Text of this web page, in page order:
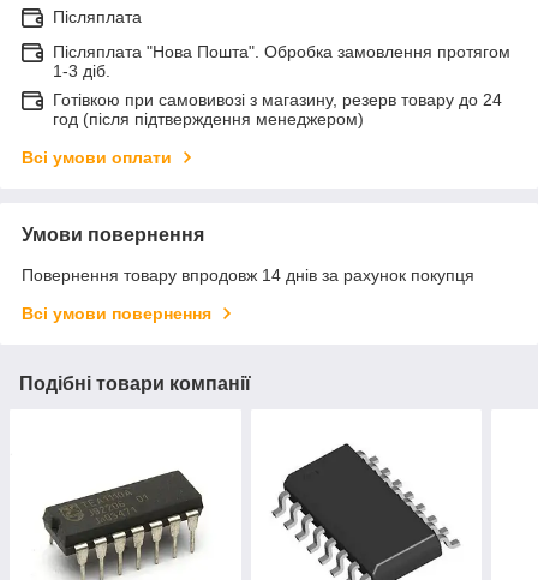
Післяплата
Післяплата "Нова Пошта". Обробка замовлення протягом
1-3 діб.
Готівкою при самовивозі з магазину, резерв товару до 24
год (після підтверждення менеджером)
Всі умови оплати
Умови повернення
Повернення товару впродовж 14 днів за рахунок покупця
Всі умови повернення
Подібні товари компанії